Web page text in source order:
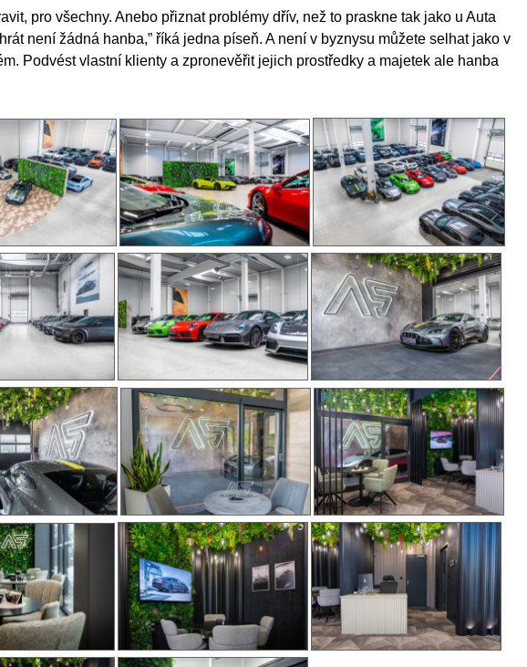
pro všechny. Anebo přiznat problémy dřív, než to praskne tak jako u Auta
není žádná hanba,” říká jedna píseň. A není v byznysu můžete selhat jako v
Podvést vlastní klienty a zpronevěřit jejich prostředky a majetek ale hanba